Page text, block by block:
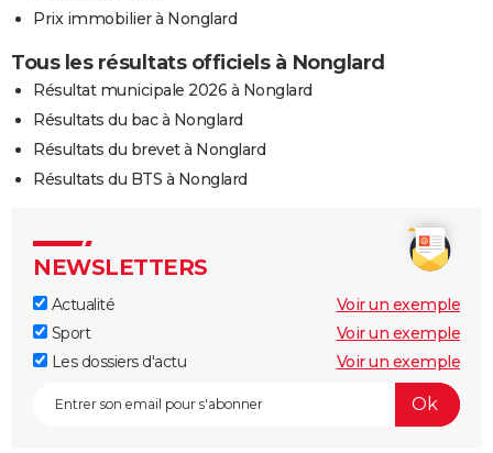
Prix immobilier à Nonglard
Tous les résultats officiels à Nonglard
Résultat municipale 2026 à Nonglard
Résultats du bac à Nonglard
Résultats du brevet à Nonglard
Résultats du BTS à Nonglard
NEWSLETTERS
Actualité
Voir un exemple
Sport
Voir un exemple
Les dossiers d'actu
Voir un exemple